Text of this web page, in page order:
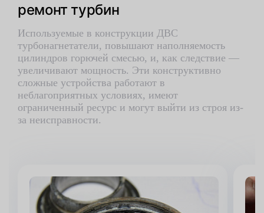
ремонт турбин
Используемые в конструкции ДВС
турбонагнетатели, повышают наполняемость
цилиндров горючей смесью, и, как следствие —
увеличивают мощность. Эти конструктивно
сложные устройства работают в
неблагоприятных условиях, имеют
ограниченный ресурс и могут выйти из строя из-
за неисправности.